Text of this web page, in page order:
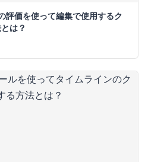
価を使って編集で使用するク
は？